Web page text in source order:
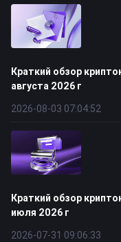
Краткий обзор
августа 2026 г
2026-08-03 07:04:52
Краткий обзор
июля 2026 г
2026-07-31 09:06:33